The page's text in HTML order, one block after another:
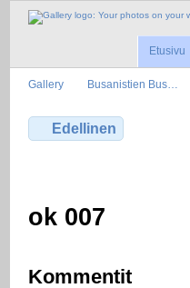
Etusivu
Gallery Busanistien Bus…
Edellinen
ok 007
Kommentit